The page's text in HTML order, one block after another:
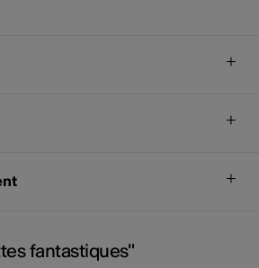
fantastiques"